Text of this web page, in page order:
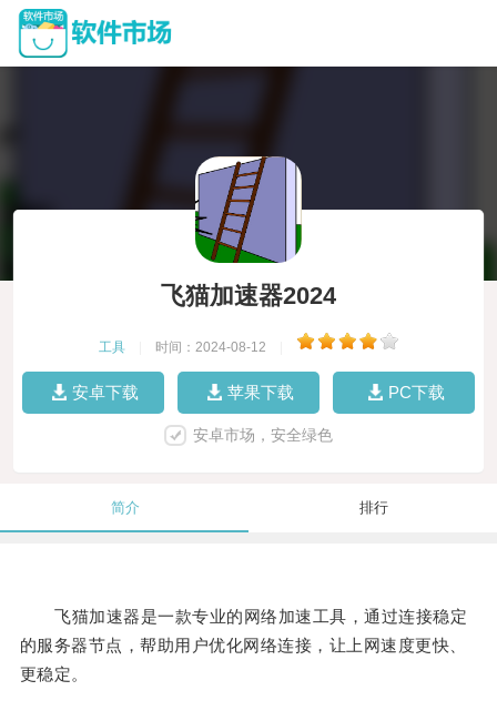
飞猫加速器2024
工具 时间：2024-08-12
安卓下载 苹果下载 PC下载
安卓市场，安全绿色
简介 排行
飞猫加速器是一款专业的网络加速工具，通过连接稳定
的服务器节点，帮助用户优化网络连接，让上网速度更快、
更稳定。